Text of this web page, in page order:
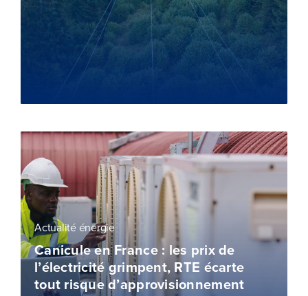
Actualité énergie
Canicule en France : les prix de
l’électricité grimpent, RTE écarte
tout risque d’approvisionnement